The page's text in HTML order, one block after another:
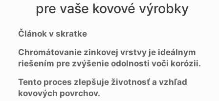
pre vaše kovové výrobky
Článok v skratke
Chromátovanie zinkovej vrstvy je ideálnym
riešením pre zvýšenie odolnosti voči korózii.
Tento proces zlepšuje životnosť a vzhľad
kovových povrchov.